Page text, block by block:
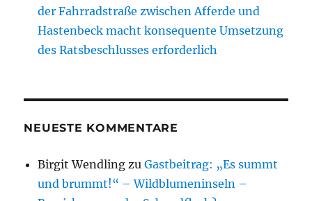
der Fahrradstraße zwischen Afferde und
Hastenbeck macht konsequente Umsetzung
des Ratsbeschlusses erforderlich
NEUESTE KOMMENTARE
Birgit Wendling zuGastbeitrag: „Es summt
und brummt!“ – Wildblumeninseln –